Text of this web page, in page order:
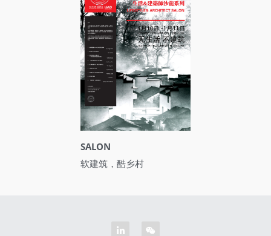
SALON
软建筑，酷乡村